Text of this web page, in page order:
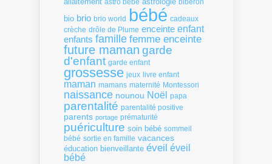
astro bébé biberon
bio brio brio world bébé cadeaux
crèche drôle de Plume enceinte enfant
enfants famille femme enceinte
future maman garde
d'enfant garde enfant
grossesse jeux livre enfant
maman mamans maternité Montessori
naissance nounou Noël papa
parentalité parentalité positive
parents portage prématurité
puériculture soin bébé sommeil
bébé sortie en famille vacances
éducation bienveillante éveil éveil
bébé